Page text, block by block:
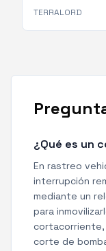
TERRALORD
¿Qué es un
En rastreo
interrupción
mediante un
para
corte de